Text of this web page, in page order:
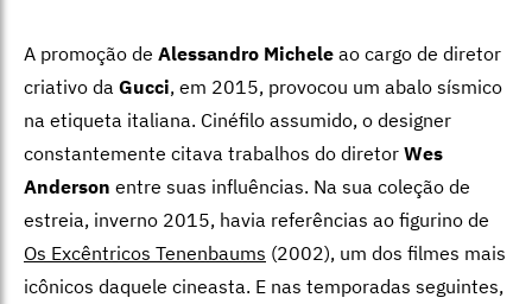
A promoção de Alessandro Michele ao cargo de diretor
criativo da Gucci, em 2015, provocou um abalo sísmico
na etiqueta italiana. Cinéfilo assumido, o designer
constantemente citava trabalhos do diretor Wes
Anderson entre suas influências. Na sua coleção de
estreia, inverno 2015, havia referências ao figurino de
Os Excêntricos Tenenbaums (2002), um dos filmes mais
icônicos daquele cineasta. E nas temporadas seguintes,